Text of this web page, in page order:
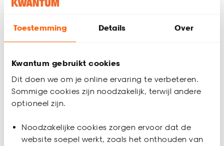
Toestemming Details Over
Kwantum gebruikt cookies
Dit doen we om je online ervaring te verbeteren.
Sommige cookies zijn noodzakelijk, terwijl andere
optioneel zijn.
Noodzakelijke cookies zorgen ervoor dat de
website soepel werkt, zoals het onthouden van
Productomschrijving
Productspecificaties
Artikelnummer 4302906